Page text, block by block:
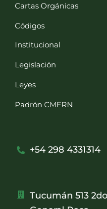
Cartas Orgánicas
Códigos
Institucional
Legislación
Leyes
Padrón CMFRN
+54 298 4331314
Tucumán 513